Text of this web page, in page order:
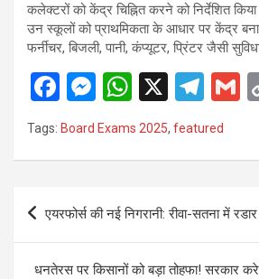
कलेक्टरों को केंद्र चिह्नित करने को निर्देशित
उन स्कूलों को प्राथमिकता के आधार पर केंद्र
फर्नीचर, बिजली, पानी, कंप्यूटर, प्रिंटर जैसी
F
a
ce
o
k
M
es
se
g
er
W
h
at
A
p
X
T
el
e
a
G
Tags: Board Exams 2025, featured
Post
navigation
एयरफोर्स की नई निगरानी: रीवा-सतना में
धनतेरस पर किसानों को बड़ा तोहफा! सरकार